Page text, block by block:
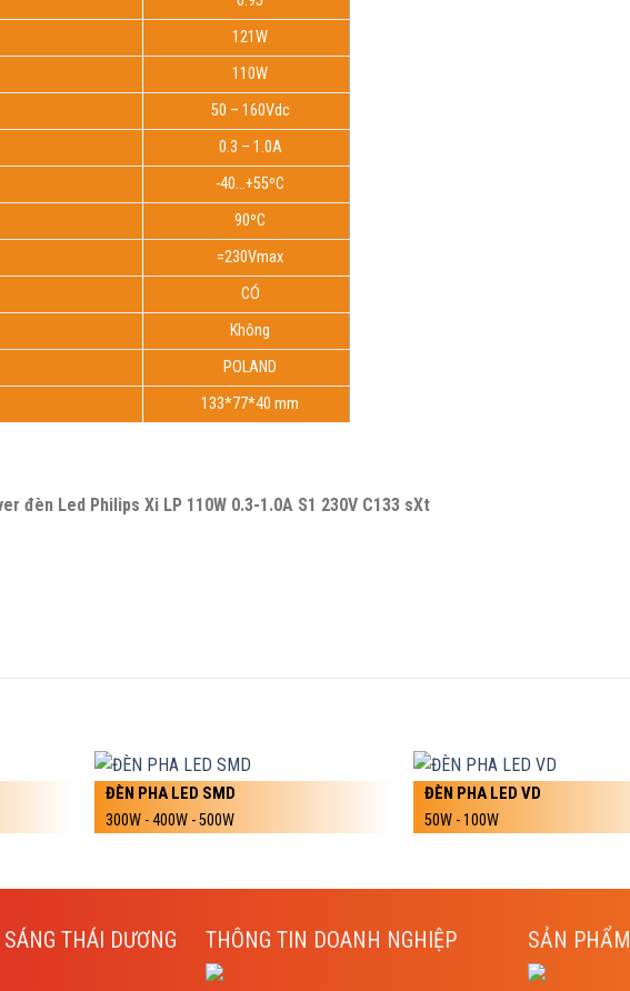
121W
110W
50 – 160Vdc
0.3 – 1.0A
-40…+55ºC
90ºC
=230Vmax
CÓ
Không
POLAND
133*77*40 mm
đèn Led Philips Xi LP 110W 0.3-1.0A S1 230V C133 sXt
ĐÈN PHA LED SMD
300W - 400W - 500W
ĐÈN PHA LED VD
50W - 100W
THÁI DƯƠNG THÔNG TIN DOANH NGHIỆP SẢN PHẨM